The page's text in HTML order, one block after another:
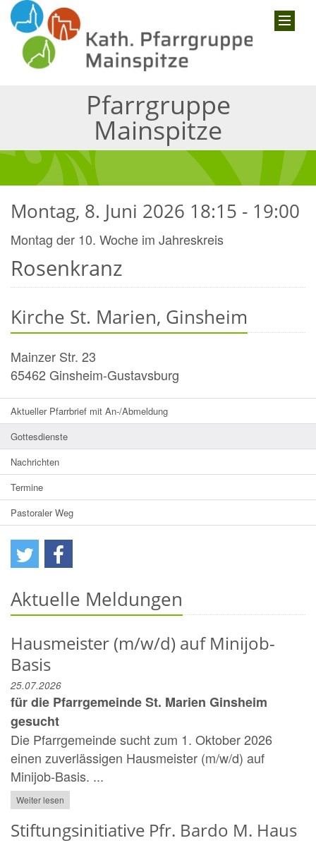
Pfarrgruppe
Mainspitze
Rosenkranz
Montag, 8. Juni 2026 18:15 - 19:00
Montag der 10. Woche im Jahreskreis
Kirche St. Marien, Ginsheim
Mainzer Str. 23
65462 Ginsheim-Gustavsburg
Aktueller Pfarrbrief mit An-/Abmeldung
Gottesdienste
Nachrichten
Termine
Pastoraler Weg
Aktuelle Meldungen
Hausmeister (m/w/d) auf Minijob-
Basis
25.07.2026
für die Pfarrgemeinde St. Marien Ginsheim
gesucht
Die Pfarrgemeinde sucht zum 1. Oktober 2026
einen zuverlässigen Hausmeister (m/w/d) auf
Minijob-Basis. ...
Weiter lesen
Stiftungsinitiative Pfr. Bardo M. Haus